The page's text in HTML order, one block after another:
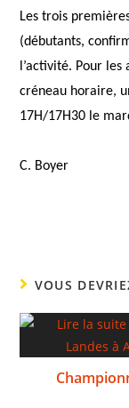
Les trois
(débutants,
l’activité. Pour les
créneau horaire,
17H/17H30 le
C. Boyer
VOUS